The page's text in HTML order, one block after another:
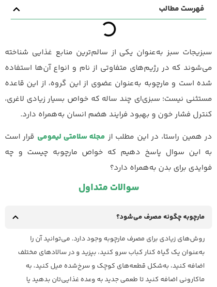
فهرست مطالب
سبزیجات سبز به‌عنوان یکی از سالم‌ترین منابع غذایی شناخته
می‌شوند که در رژیم‌های متفاوتی از نام و انواع آن‌ها استفاده
شده است و مارچوبه به‌عنوان عضوی از این گروه، از این قاعده
مستثنی نیست؛ سبزی‌ای چند ساله که خواص بسیار زیادی لاغری،
کنترل فشار خون و بهبود فرایند هضم انسان به‌همراه دارد.
در همین راستا، در این مطلب از مجله سلامتی لیمومی قرار است
به این سوال پاسخ دهیم که خواص مارچوبه چیست و چه
فوایدی برای بدن به‌همراه دارد؟
سوالات متداول
مارچوبه چگونه مصرف می‌شود؟
روش‌های زیادی برای مصرف مارچوبه وجود دارد. می‌توانید آن را
به‌عنوان یک گیاه کنار کباب سرو کنید، بپزید و در سالاد‌های مختلف
اضافه کنید، به‌شکل قطعه‌های کوچک و سرخ‌شده میل کنید، به
ماکارونی اضافه کنید تا طعمی جدید به وعده غذایی‌تان بدهید یا